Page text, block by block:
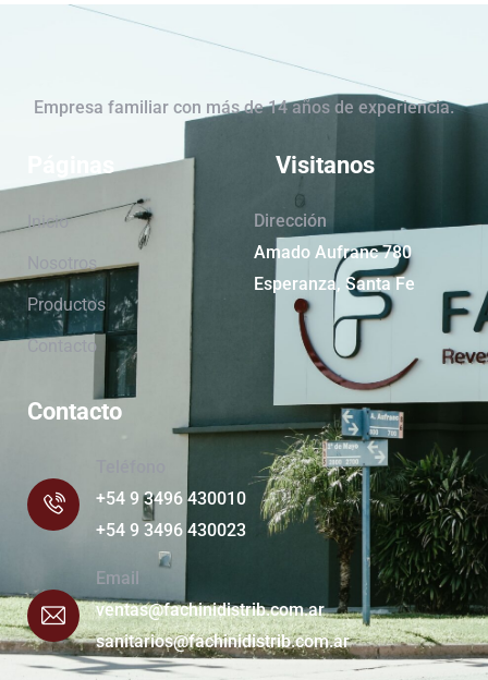
Empresa familiar con más de 14 años de experiencia.
Páginas
Inicio
Nosotros
Productos
Contacto
Visitanos
Dirección
Amado Aufranc 780
Esperanza, Santa Fe
Contacto
+54 9 3496 430010
+54 9 3496 430023
Email
ventas@fachinidistrib.com.ar
sanitarios@fachinidistrib.com.ar